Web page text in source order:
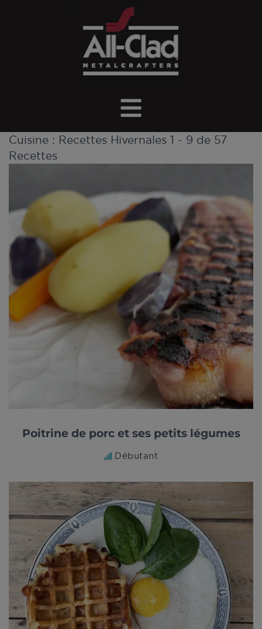
Cuisine : Recettes Hivernales 1 - 9 de 57
Recettes
Poitrine de porc et ses petits légumes
Débutant